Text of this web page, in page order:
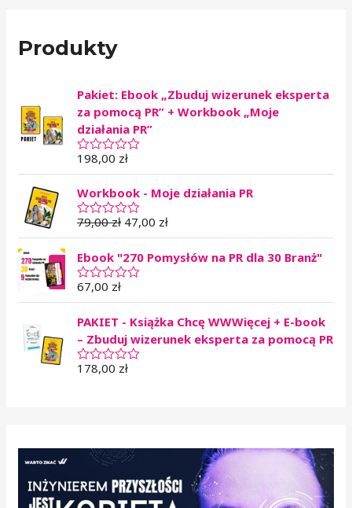
Produkty
Pakiet: Ebook „Zbuduj wizerunek eksperta
za pomocą PR” + Workbook „Moje
działania PR”
O
c
n
i
o
0
n
a
5
198,00 zł
Workbook - Moje działania PR
O
c
n
i
o
0
a
5
79,00zł 47,00 zł
Ebook "270 Pomysłów na PR dla 30 Branż"
O
c
n
o
n
o
67,00 zł
PAKIET - Książka Chcę WWWięcej + E-book
– Zbuduj wizerunek eksperta za pomocą PR
O
a
5
178,00 zł